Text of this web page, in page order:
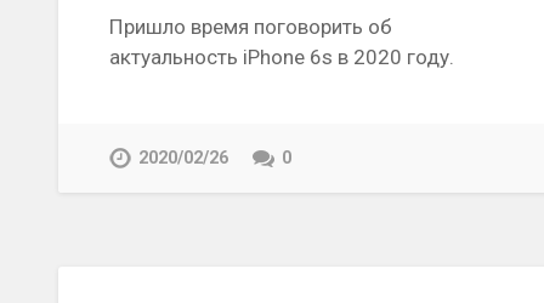
Пришло время поговорить об
актуальность iPhone 6s в 2020 году.
2020/02/26 0